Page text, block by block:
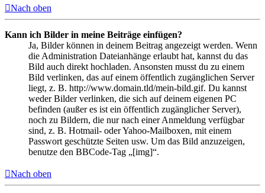
Nach oben
Kann ich Bilder in meine Beiträge einfügen?
Ja, Bilder können in deinem Beitrag angezeigt werden. Wenn
die Administration Dateianhänge erlaubt hat, kannst du das
Bild auch direkt hochladen. Ansonsten musst du zu einem
Bild verlinken, das auf einem öffentlich zugänglichen Server
liegt, z. B. http://www.domain.tld/mein-bild.gif. Du kannst
weder Bilder verlinken, die sich auf deinem eigenen PC
befinden (außer es ist ein öffentlich zugänglicher Server),
noch zu Bildern, die nur nach einer Anmeldung verfügbar
sind, z. B. Hotmail- oder Yahoo-Mailboxen, mit einem
Passwort geschützte Seiten usw. Um das Bild anzuzeigen,
benutze den BBCode-Tag „[img]“.
Nach oben